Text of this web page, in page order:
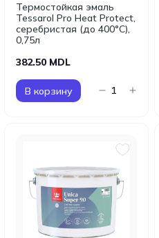
Термостойкая эмаль
Tessarol Pro Heat Protect,
серебристая (до 400°C),
0,75л
382.50 MDL
В корзину